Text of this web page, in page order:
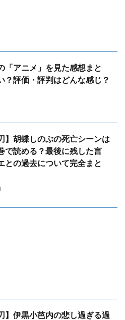
「アニメ」を見た感想まと
？評価・評判はどんな感じ？
】胡蝶しのぶの死亡シーンは
で読める？最後に残した言
との過去について完全まと
】伊黒小芭内の悲し過ぎる過